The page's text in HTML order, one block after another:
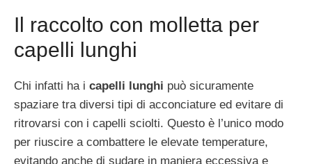
Il raccolto con molletta per
capelli lunghi
Chi infatti ha i capelli lunghi può sicuramente
spaziare tra diversi tipi di acconciature ed evitare di
ritrovarsi con i capelli sciolti. Questo è l’unico modo
per riuscire a combattere le elevate temperature,
evitando anche di sudare in maniera eccessiva e